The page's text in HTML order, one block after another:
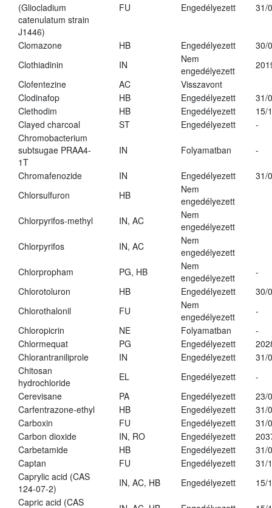
(Gliocladium
catenulatum strain
J1446)
FU Engedélyezett 31/
Clomazone HB Engedélyezett
30/
Clothiadinin
IN
Nem
engedélyezett
Clofentezine
AC
Visszavont
Clodinafop
HB Engedélyezett
31/
Clethodim
HB Engedélyezett
15/
Clayed charcoal
ST Engedélyezett
-
Chromobacterium
subtsugae PRAA4-
1T
IN Folyamatban -
Chromafenozide IN Engedélyezett
31/
Chlorsulfuron
HB
Nem
engedélyezett
Chlorpyrifos-methyl
IN, AC
Nem
engedélyezett
Chlorpyrifos
IN, AC
Nem
engedélyezett
Chlorpropham
PG, HB
Nem
engedélyezett
-
Chlorotoluron
HB Engedélyezett
30/
Chlorothalonil
FU
Nem
engedélyezett
-
Chloropicrin
NE Folyamatban
-
Chlormequat
PG Engedélyezett
Chlorantraniliprole
IN Engedélyezett
31/
Chitosan
hydrochloride
EL Engedélyezett
-
Cerevisane
PA Engedélyezett
23/
Carfentrazone-ethyl
HB Engedélyezett
31/
Carboxin
FU Engedélyezett
31/
Carbon dioxide
IN, RO Engedélyezett
Carbetamide
HB Engedélyezett
31/
Captan
FU Engedélyezett
31/
Caprylic acid (CAS
124-07-2)
IN, AC, HB Engedélyezett
15/
Capric acid (CAS